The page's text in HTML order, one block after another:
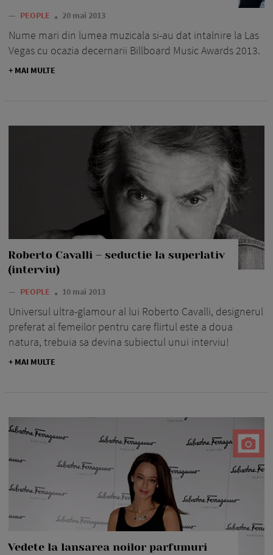
— PEOPLE 20 mai 2013
Nume mari din lumea muzicala si-au dat intalnire la Las
Vegas cu ocazia decernarii Billboard Music Awards 2013.
+ MAI MULTE
Roberto Cavalli – seductie la superlativ
(interviu)
— PEOPLE 10 mai 2013
Universul ultra-glamour al lui Roberto Cavalli, designerul
preferat al femeilor pentru care flirtul este a doua
natura, trebuia sa devina subiectul unui interviu!
+ MAI MULTE
Vedete la lansarea noilor parfumuri